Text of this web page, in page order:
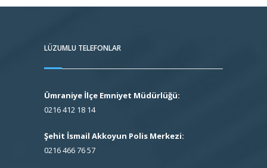
LÜZUMLU TELEFONLAR
Ümraniye İlçe Emniyet Müdürlüğü:
0216 412 18 14
Şehit İsmail Akkoyun Polis Merkezi:
0216 466 76 57